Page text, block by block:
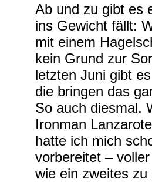
Ab und zu gibt es
ins Gewicht fällt:
mit einem
kein Grund zur
letzten Juni gibt
die bringen das
So auch diesmal.
Ironman
hatte ich mich
vorbereitet –
wie ein zweites